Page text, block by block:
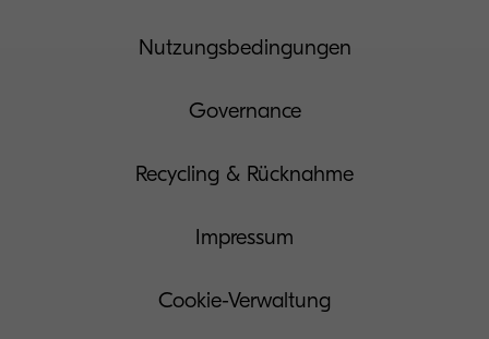
Nutzungsbedingungen
Governance
Recycling & Rücknahme
Impressum
Cookie-Verwaltung